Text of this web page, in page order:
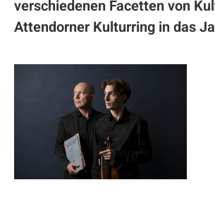
verschiedenen Facetten von
Attendorner Kulturring in das